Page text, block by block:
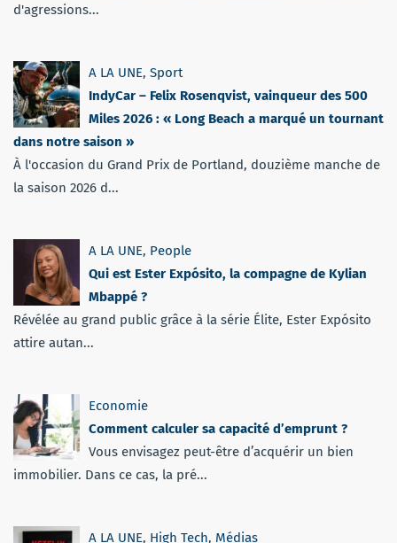
d'agressions...
A LA UNE, Sport
IndyCar – Felix Rosenqvist, vainqueur des 500
Miles 2026 : « Long Beach a marqué un tournant
dans notre saison »
À l'occasion du Grand Prix de Portland, douzième manche de
la saison 2026 d...
A LA UNE, People
Qui est Ester Expósito, la compagne de Kylian
Mbappé ?
Révélée au grand public grâce à la série Élite, Ester Expósito
attire autan...
Economie
Comment calculer sa capacité d’emprunt ?
Vous envisagez peut-être d’acquérir un bien
immobilier. Dans ce cas, la pré...
A LA UNE, High Tech, Médias